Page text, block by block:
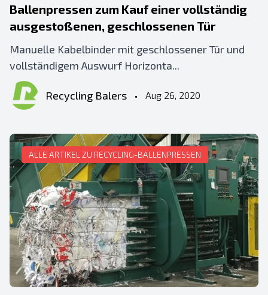
Ballenpressen zum Kauf einer vollständig
ausgestoßenen, geschlossenen Tür
Manuelle Kabelbinder mit geschlossener Tür und
vollständigem Auswurf Horizonta...
Recycling Balers • Aug 26, 2020
ALLE ARTIKEL ZU RECYCLING-BALLENPRESSEN